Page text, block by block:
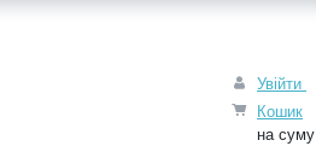
Увійти
Кошик
на суму